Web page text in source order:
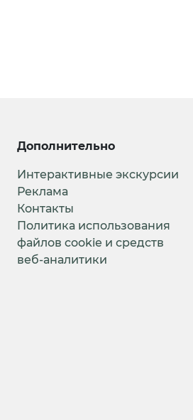
Дополнительно
Интерактивные экскурсии
Реклама
Контакты
Политика использования
файлов cookie и средств
веб-аналитики